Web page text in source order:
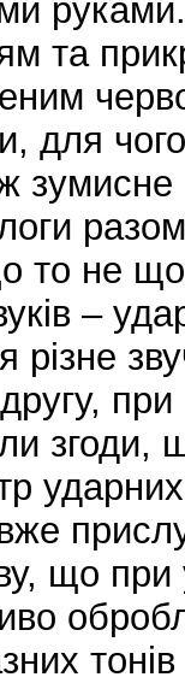
та
для
зумисне
то не
–
різне
згоди,
що при
тонів